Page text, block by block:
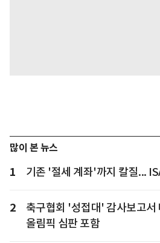
많이 본 뉴스
1 기존 '절세 계좌'까지 칼질...
2
축구협회 '성접대' 감사보고
올림픽 심판 포함